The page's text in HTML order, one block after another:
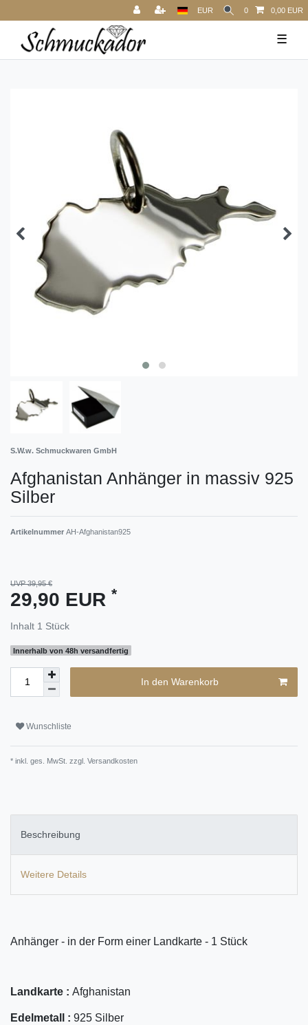
EUR 0 0,00 EUR
☰
S.W.w. Schmuckwaren GmbH
Afghanistan Anhänger in massiv 925
Silber
Artikelnummer AH-Afghanistan925
UVP 39,95 €
29,90 EUR *
Inhalt 1 Stück
Innerhalb von 48h versandfertig
In den Warenkorb
Wunschliste
* inkl. ges. MwSt. zzgl. Versandkosten
Beschreibung
Weitere Details
Anhänger - in der Form einer Landkarte - 1 Stück
Landkarte : Afghanistan
Edelmetall : 925 Silber